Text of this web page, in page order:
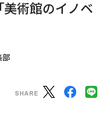
術館のイノベ
部